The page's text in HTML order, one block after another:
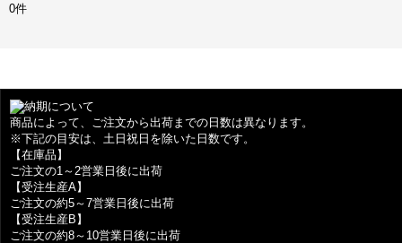
0件
納期について
商品によって、ご注文から出荷までの日数は異なります。
※下記の目安は、土日祝日を除いた日数です。
【在庫品】
ご注文の1～2営業日後に出荷
【受注生産A】
ご注文の約5～7営業日後に出荷
【受注生産B】
ご注文の約8～10営業日後に出荷